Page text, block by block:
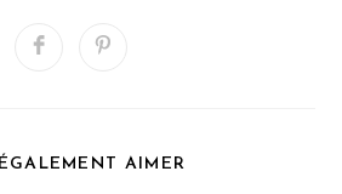
Ouvrir
Ouvrir
AIMER